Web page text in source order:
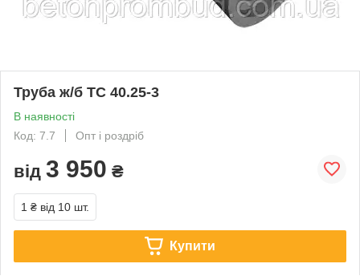
Труба ж/б ТС 40.25-3
В наявності
Код: 7.7
Опт і роздріб
від 3 950 ₴
1 ₴ від 10 шт.
Купити